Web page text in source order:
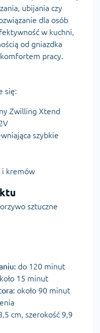
ubijania czy
dla osób
w kuchni,
od gniazdka
pracy.
się:
Zwilling Xtend
szybkie
i kremów
sztuczne
do 120 minut
15 minut
około 90 minut
cm, szerokość 9,9